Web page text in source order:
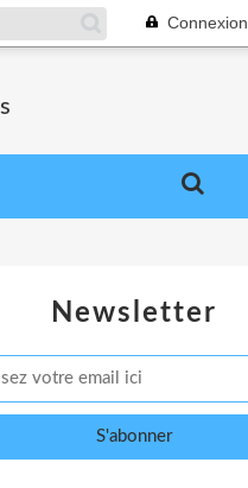
Connexion
Newsletter